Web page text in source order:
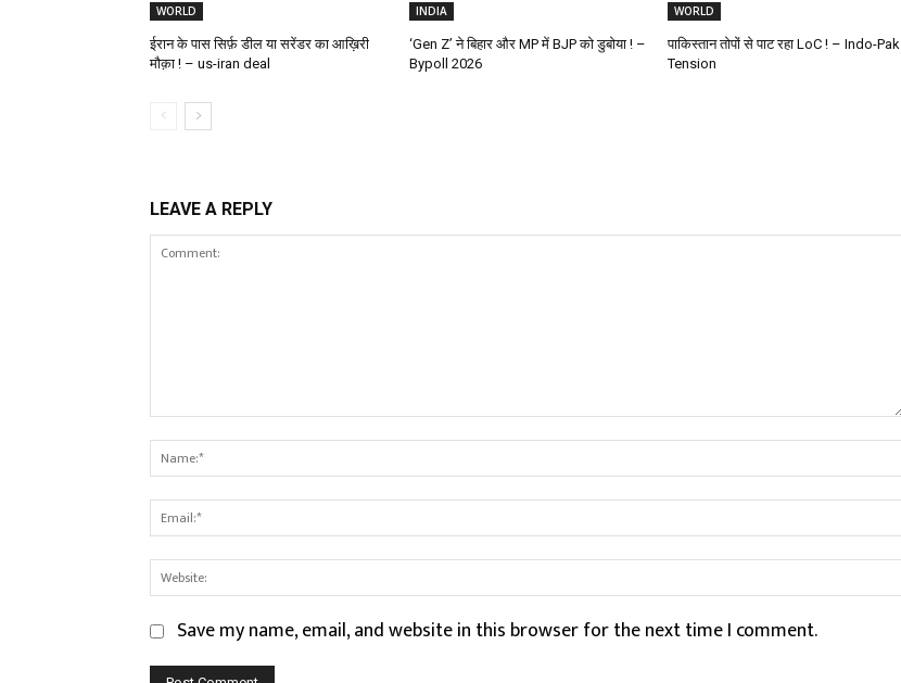
WORLD
ईरान के पास सिर्फ़ डील या सरेंडर का आख़िरी
मौक़ा ! – us-iran deal
INDIA
‘Gen Z’ ने बिहार और MP में BJP को डुबोया ! –
Bypoll 2026
WORLD
पाकिस्तान तोपों से पाट रहा LoC ! – Indo-Pak
Tension
LEAVE A REPLY
Comment:
Save my name, email, and website in this browser for the next time I comment.